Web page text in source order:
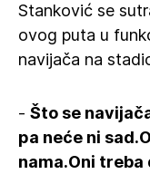
Stanković se
ovog puta u
navijača na
- Što se
pa neće ni
nama.Oni treba